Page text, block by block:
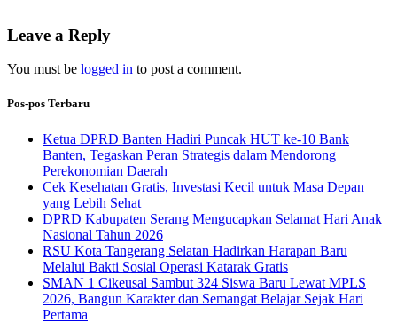
Leave a Reply
You must be logged in to post a comment.
Pos-pos Terbaru
Ketua DPRD Banten Hadiri Puncak HUT ke-10 Bank
Banten, Tegaskan Peran Strategis dalam Mendorong
Perekonomian Daerah
Cek Kesehatan Gratis, Investasi Kecil untuk Masa Depan
yang Lebih Sehat
DPRD Kabupaten Serang Mengucapkan Selamat Hari Anak
Nasional Tahun 2026
RSU Kota Tangerang Selatan Hadirkan Harapan Baru
Melalui Bakti Sosial Operasi Katarak Gratis
SMAN 1 Cikeusal Sambut 324 Siswa Baru Lewat MPLS
2026, Bangun Karakter dan Semangat Belajar Sejak Hari
Pertama